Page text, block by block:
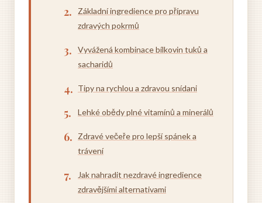
Základní ingredience pro přípravu
zdravých pokrmů
Vyvážená kombinace bílkovin tuků a
sacharidů
Tipy na rychlou a zdravou snídani
Lehké obědy plné vitamínů a minerálů
Zdravé večeře pro lepší spánek a
trávení
Jak nahradit nezdravé ingredience
zdravějšími alternativami